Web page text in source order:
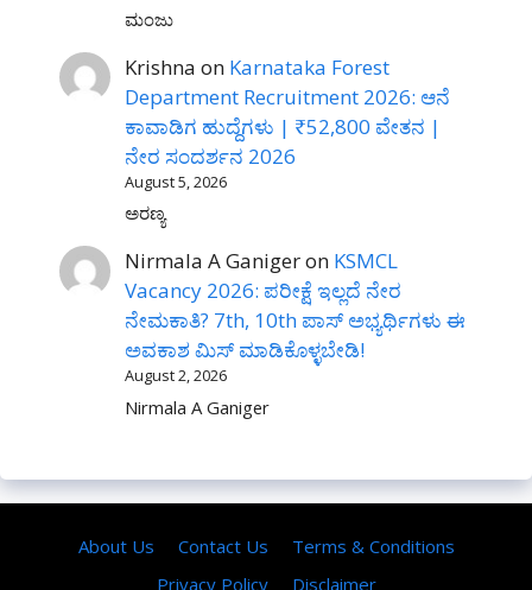
ಮಂಜು
Krishna on Karnataka Forest
Department Recruitment 2026: ಆನೆ
ಕಾವಾಡಿಗ ಹುದ್ದೆಗಳು | ₹52,800 ವೇತನ |
ನೇರ ಸಂದರ್ಶನ 2026
August 5, 2026
ಅರಣ್ಯ
Nirmala A Ganigeron KSMCL
Vacancy 2026: ಪರೀಕ್ಷೆ ಇಲ್ಲದೆ ನೇರ
ನೇಮಕಾತಿ? 7th, 10th ಪಾಸ್ ಅಭ್ಯರ್ಥಿಗಳು ಈ
ಅವಕಾಶ ಮಿಸ್ ಮಾಡಿಕೊಳ್ಳಬೇಡಿ!
August 2, 2026
Nirmala A Ganiger
About Us Contact Us
Terms & Conditions
Privacy Policy
Disclaimer